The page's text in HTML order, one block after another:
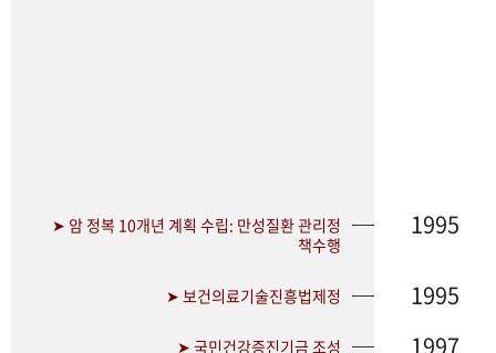
➤ 암 정복 10개년 계획 수립: 만성질환 관리정
책수행
1995
➤ 보건의료기술진흥법제정 1995
➤ 국민건강증진기금 조성 1997